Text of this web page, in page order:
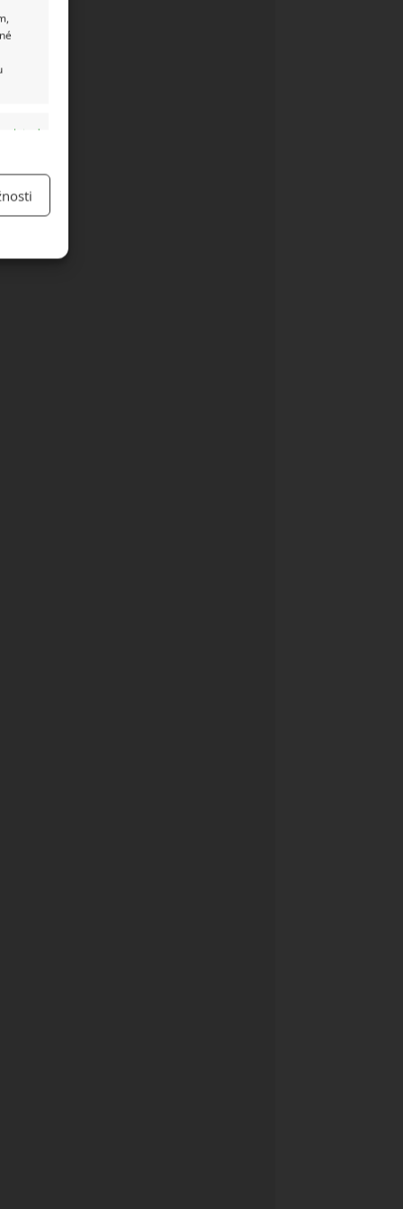
aktivní